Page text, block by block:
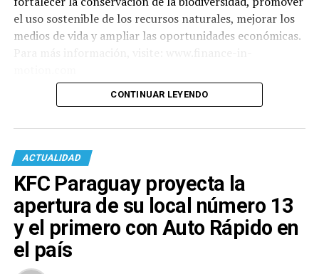
el uso sostenible de los recursos naturales, mejorar los
medios de vida y ampliar las oportunidades económicas.
CONTINUAR LEYENDO
ACTUALIDAD
KFC Paraguay proyecta la
apertura de su local número 13
y el primero con Auto Rápido en
el país